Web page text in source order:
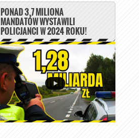
PONAD 3,7 MILIONA
MANDATÓW WYSTAWILI
POLICJANCI W 2024 ROKU!